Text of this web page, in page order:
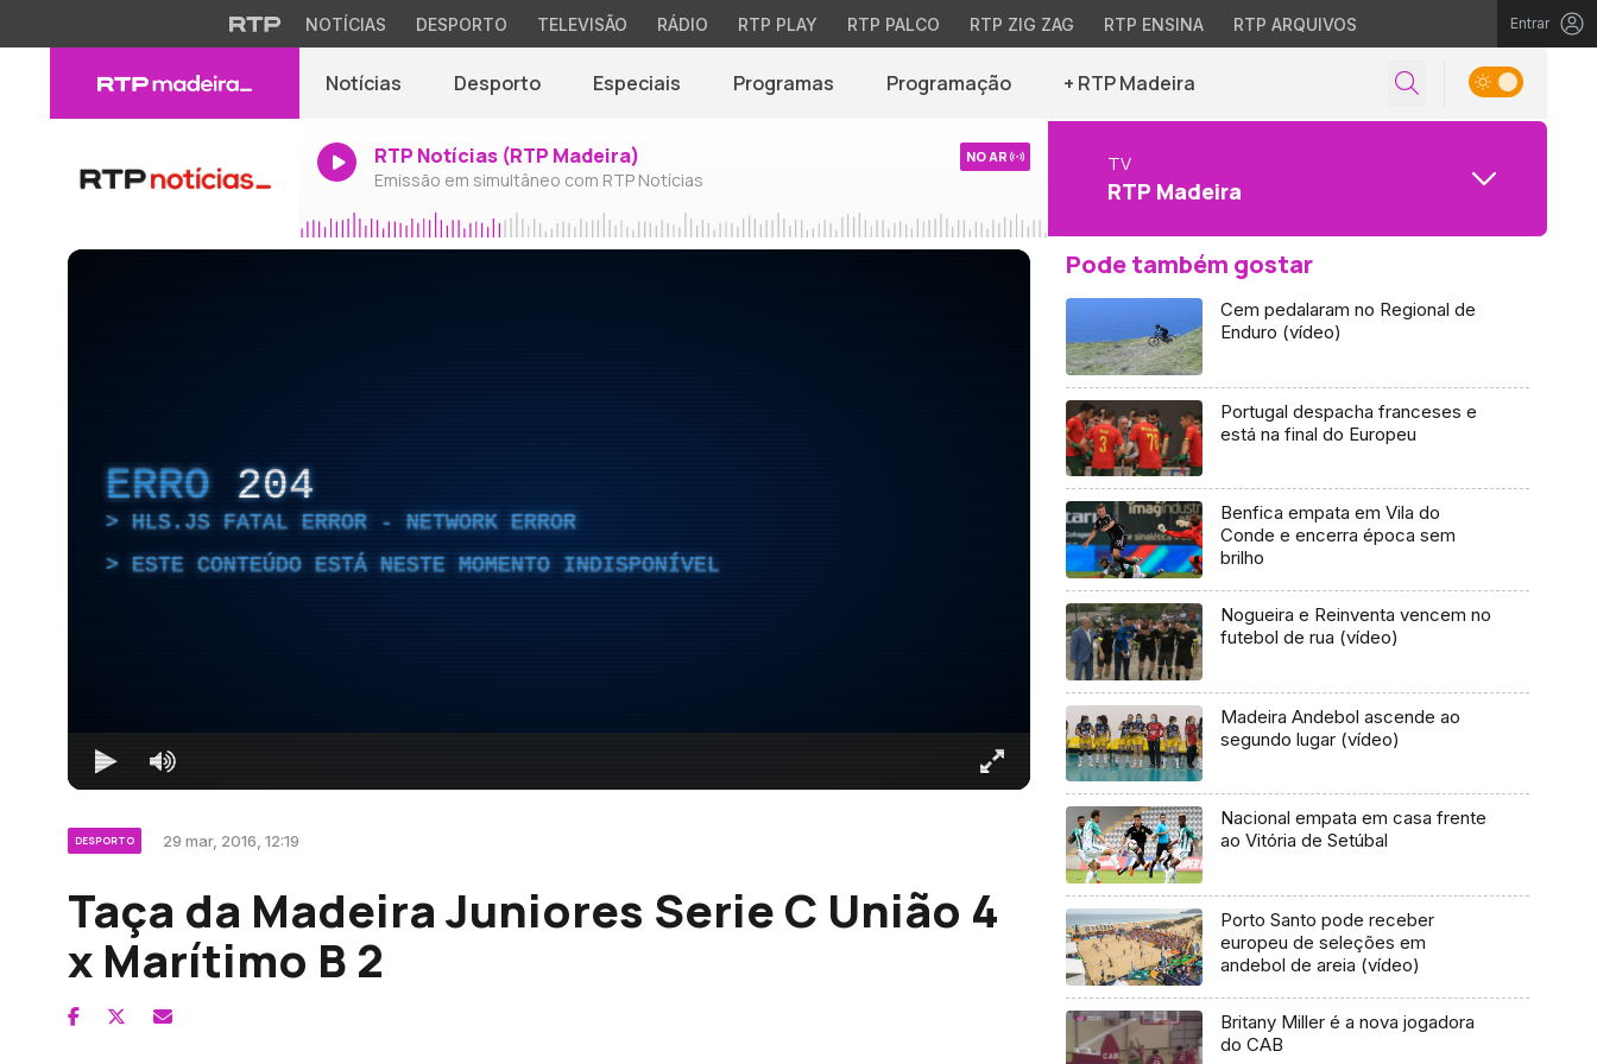
NOTÍCIAS DESPORTO TELEVISÃO RÁDIO RTP PLAY RTP PALCO RTP ZIG ZAG RTP ENSINA RTP ARQUIVOS Entrar
Notícias Desporto Especiais Programas Programação + RTP Madeira
RTP Notícias (RTP Madeira)
Emissão em simultâneo com RTP Notícias
NO AR TV
RTP Madeira
ERRO 204
HLS.JS FATAL ERROR - NETWORK ERROR
ESTE CONTEÚDO ESTÁ NESTE MOMENTO INDISPONÍVEL
DESPORTO 29 mar, 2016, 12:19
Taça da Madeira Juniores Serie C União 4
x Marítimo B 2
Pode também gostar
Cem pedalaram no Regional de
Enduro (vídeo)
Portugal despacha franceses e
está na final do Europeu
Benfica empata em Vila do
Conde e encerra época sem
brilho
Nogueira e Reinventa vencem no
futebol de rua (vídeo)
Madeira Andebol ascende ao
segundo lugar (vídeo)
Nacional empata em casa frente
ao Vitória de Setúbal
Porto Santo pode receber
europeu de seleções em
andebol de areia (vídeo)
Britany Miller é a nova jogadora
do CAB